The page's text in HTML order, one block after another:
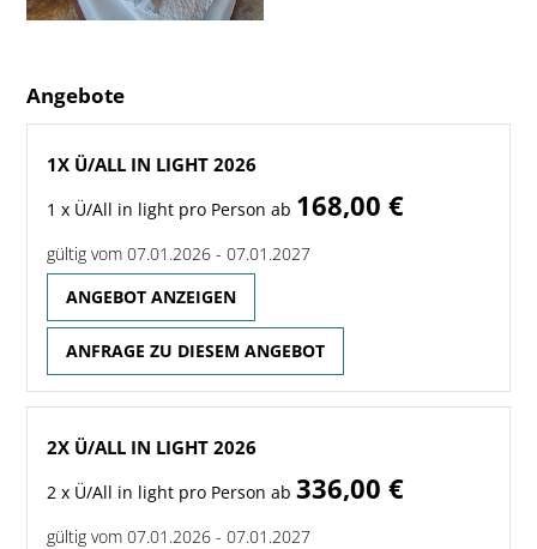
Angebote
1X Ü/ALL IN LIGHT 2026
1 x Ü/All in light pro Person ab 168,00 €
gültig vom 07.01.2026 - 07.01.2027
ANGEBOT ANZEIGEN
ANFRAGE ZU DIESEM ANGEBOT
2X Ü/ALL IN LIGHT 2026
2 x Ü/All in light pro Person ab 336,00 €
gültig vom 07.01.2026 - 07.01.2027